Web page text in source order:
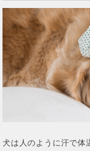
犬は人のように汗で体